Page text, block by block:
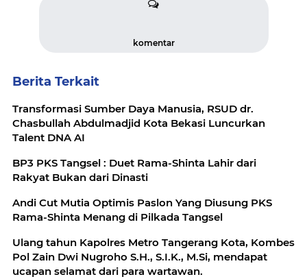
komentar
Berita Terkait
Transformasi Sumber Daya Manusia, RSUD dr.
Chasbullah Abdulmadjid Kota Bekasi Luncurkan
Talent DNA AI
BP3 PKS Tangsel : Duet Rama-Shinta Lahir dari
Rakyat Bukan dari Dinasti
Andi Cut Mutia Optimis Paslon Yang Diusung PKS
Rama-Shinta Menang di Pilkada Tangsel
Ulang tahun Kapolres Metro Tangerang Kota, Kombes
Pol Zain Dwi Nugroho S.H., S.I.K., M.Si, mendapat
ucapan selamat dari para wartawan.